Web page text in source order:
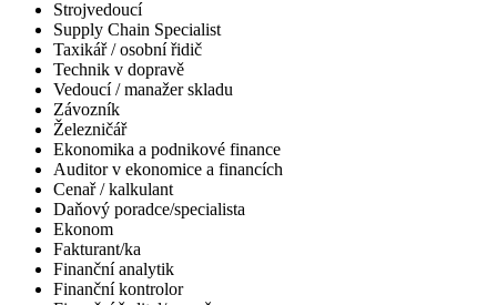
Strojvedoucí
Supply Chain Specialist
Taxikář / osobní řidič
Technik v dopravě
Vedoucí / manažer skladu
Závozník
Železničář
Ekonomika a podnikové finance
Auditor v ekonomice a financích
Cenař / kalkulant
Daňový poradce/specialista
Ekonom
Fakturant/ka
Finanční analytik
Finanční kontrolor